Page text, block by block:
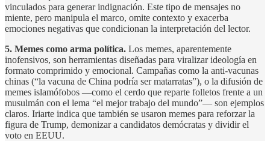
vinculados para generar indignación. Este tipo de mensajes no
miente, pero manipula el marco, omite contexto y exacerba
emociones negativas que condicionan la interpretación del lector.
5. Memes como arma política. Los memes, aparentemente
inofensivos, son herramientas diseñadas para viralizar ideología en
formato comprimido y emocional. Campañas como la anti-vacunas
chinas (“la vacuna de China podría ser matarratas”), o la difusión de
memes islamófobos —como el cerdo que reparte folletos frente a un
musulmán con el lema “el mejor trabajo del mundo”— son ejemplos
claros. Iriarte indica que también se usaron memes para reforzar la
figura de Trump, demonizar a candidatos demócratas y dividir el
voto en EEUU.